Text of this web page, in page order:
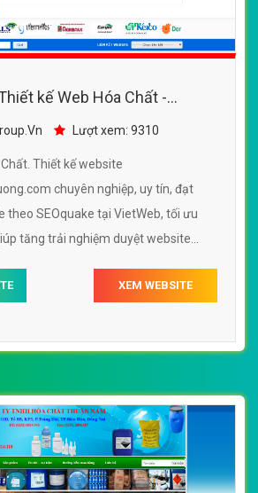
kế Web Hóa Chất -
Lượt xem: 9310
Thiết kế website
chuyên nghiệp, uy tín, đạt
theo SEOquake tại VietWeb, tối ưu
tăng trải nghiệm duyệt website
XEM WEBSITE